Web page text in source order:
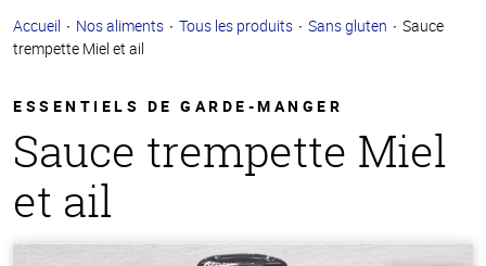
principale
Accueil Nos aliments Tous les produits Sans gluten
Sauce
trempette Miel et ail
ESSENTIELS DE GARDE-MANGER
Sauce trempette Miel
et ail